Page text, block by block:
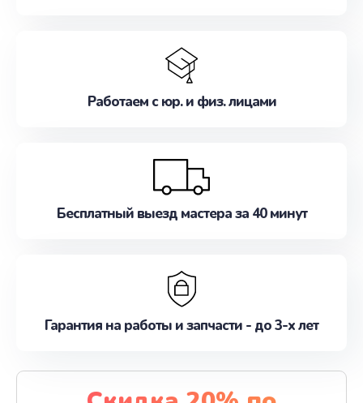
Работаем с юр. и физ. лицами
Бесплатный выезд мастера за 40 минут
Гарантия на работы и запчасти - до 3-х лет